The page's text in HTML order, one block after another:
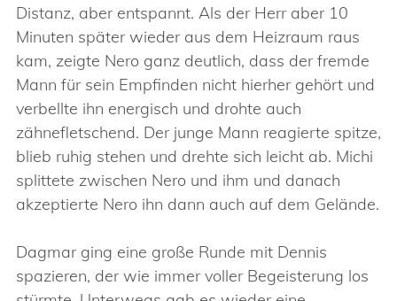
Distanz, aber entspannt. Als der Herr aber 10
Minuten später wieder aus dem Heizraum raus
kam, zeigte Nero ganz deutlich, dass der fremde
Mann für sein Empfinden nicht hierher gehört und
verbellte ihn energisch und drohte auch
zähnefletschend. Der junge Mann reagierte spitze,
blieb ruhig stehen und drehte sich leicht ab. Michi
splittete zwischen Nero und ihm und danach
akzeptierte Nero ihn dann auch auf dem Gelände.
Dagmar ging eine große Runde mit Dennis
spazieren, der wie immer voller Begeisterung los